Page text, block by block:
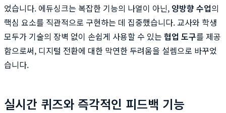
었습니다. 에듀싱크는 복잡한 기능의 나열이 아닌, 양방향 수업의
핵심 요소를 직관적으로 구현하는 데 집중했습니다. 교사와 학생
모두가 기술의 장벽 없이 손쉽게 사용할 수 있는 협업 도구를 제공
함으로써, 디지털 전환에 대한 막연한 두려움을 설렘으로 바꾸었
습니다.
실시간 퀴즈와 즉각적인 피드백 기능